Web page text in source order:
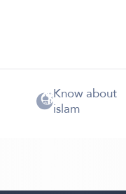
Know about
islam